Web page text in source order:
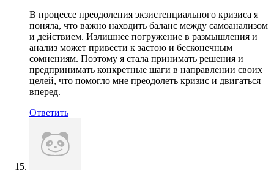
В процессе преодоления экзистенциального кризиса я
поняла, что важно находить баланс между самоанализом
и действием. Излишнее погружение в размышления и
анализ может привести к застою и бесконечным
сомнениям. Поэтому я стала принимать решения и
предпринимать конкретные шаги в направлении своих
целей, что помогло мне преодолеть кризис и двигаться
вперед.
Ответить